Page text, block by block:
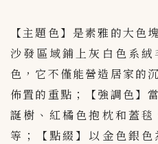
【主題色】是素雅的大色
沙發區域鋪上灰白色系
色，它不僅能營造居家的
佈置的重點；【強調色】
誕樹、紅橘色抱枕和蓋
等；【點綴】以金色銀